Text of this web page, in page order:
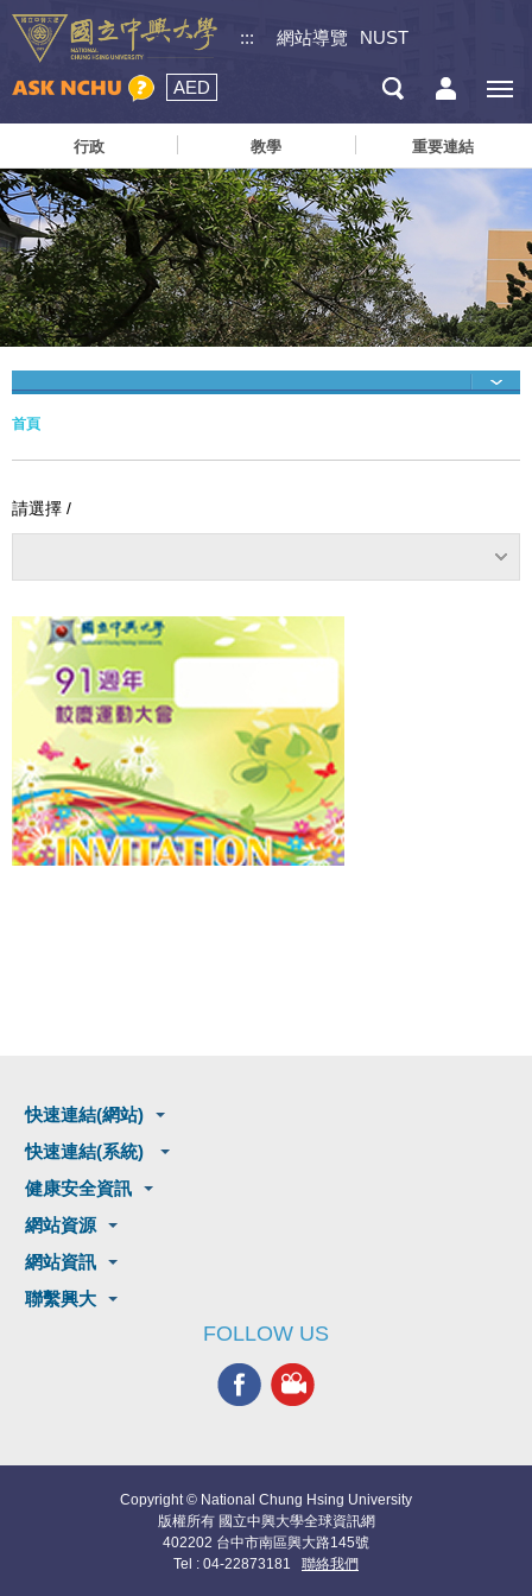
::: 網站導覽 NUST
AED
行政 教學 重要連結
首頁
請選擇 /
快速連結(網站)
快速連結(系統)
健康安全資訊
網站資源
網站資訊
聯繫興大
FOLLOW US
Copyright © National Chung Hsing University
版權所有 國立中興大學全球資訊網
402202 台中市南區興大路145號
Tel : 04-22873181 聯絡我們